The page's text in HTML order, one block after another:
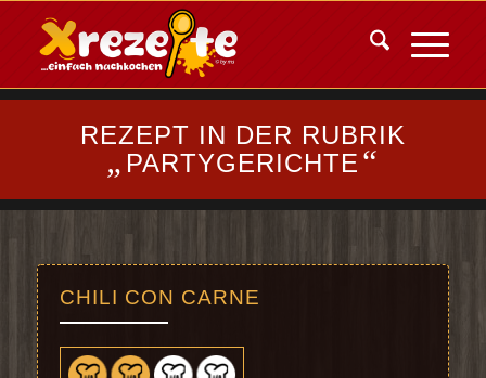
REZEPT IN DER RUBRIK
„ PARTYGERICHTE “
CHILI CON CARNE